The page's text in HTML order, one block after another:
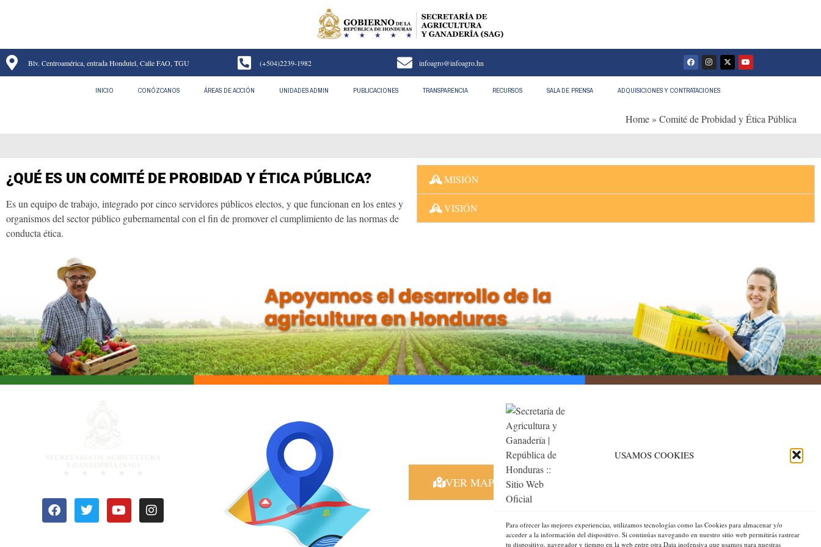
USAMOS COOKIES
Para ofrecer las mejores experiencias, utilizamos tecnologías como las Cookies para almacenar y/o
acceder a la información del dispositivo. Si continúas navegando en nuestro sitio web permitirás rastrear
tu dispositivo, navegador y tiempo en la web entre otra Data inofensiva que usamos para nuestras
Blv. Centroamérica, entrada Hondutel, Calle FAO, TGU (+504)2239-1982 infoagro@infoagro.hn
INICIO CONÓZCANOS ÁREAS DE ACCIÓN UNIDADES ADMIN PUBLICACIONES TRANSPARENCIA RECURSOS SALA DE PRENSA ADQUISICIONES Y CONTRATACIONES
Home »Comité de Probidad y Ética Pública
¿QUÉ ES UN COMITÉ DE PROBIDAD Y ÉTICA PÚBLICA?
Es un equipo de trabajo, integrado por cinco servidores públicos electos, y que funcionan en los entes y
organismos del sector público gubernamental con el fin de promover el cumplimiento de las normas de
conducta ética.
MISIÓN
VISIÓN
Le invitamos a conocer nuestras oficinas regionales,
distribuídas estrategicamente a nivel nacional para
atenderle de una manera más oportuna.
VER MAPA INTERACTIVO